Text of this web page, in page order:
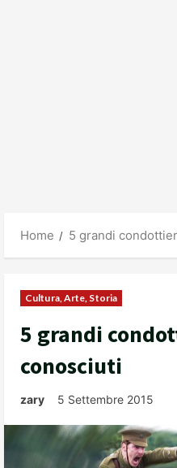
Home 5 grandi
Cultura, Arte, Storia
5 grandi
conosciuti
zary 5 Settembre 2015